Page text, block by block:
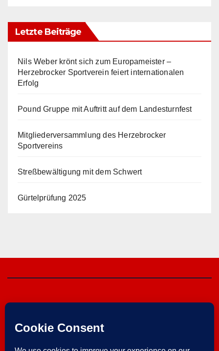
Letzte Beiträge
Nils Weber krönt sich zum Europameister –
Herzebrocker Sportverein feiert internationalen
Erfolg
Pound Gruppe mit Auftritt auf dem Landesturnfest
Mitgliederversammlung des Herzebrocker
Sportvereins
Streßbewältigung mit dem Schwert
Gürtelprüfung 2025
Herzebrocker SV